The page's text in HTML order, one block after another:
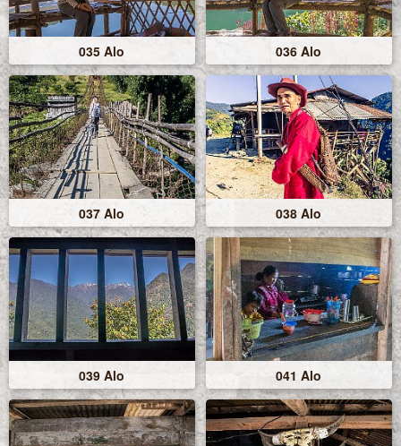
035 Alo 036 Alo
037 Alo 038 Alo
039 Alo 041 Alo